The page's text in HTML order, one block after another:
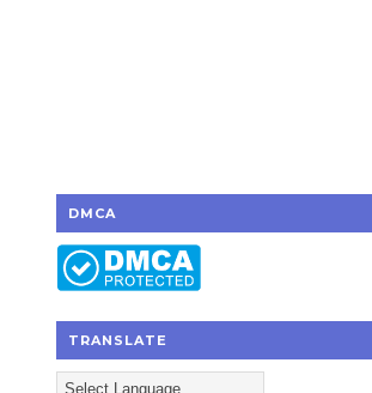
DMCA
TRANSLATE